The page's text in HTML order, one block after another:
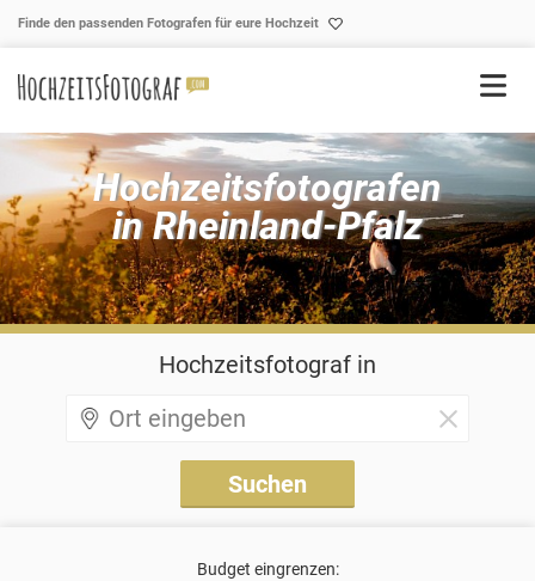
Finde den passenden Fotografen für eure Hochzeit
Hochzeitsfotografen
in Rheinland-Pfalz
Hochzeitsfotograf in
Budget eingrenzen: